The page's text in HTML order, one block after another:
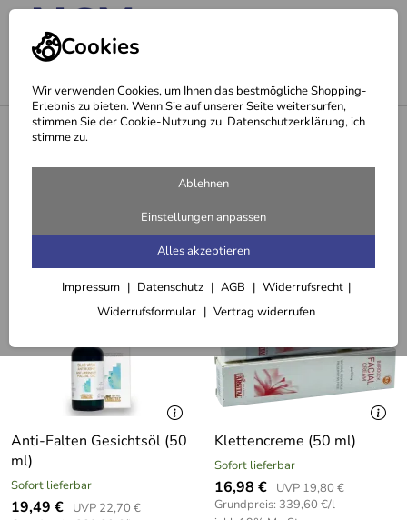
Cookies
Wir verwenden Cookies, um Ihnen das bestmögliche Shopping-
Erlebnis zu bieten. Wenn Sie auf unserer Seite weitersurfen,
stimmen Sie der Cookie-Nutzung zu. Datenschutzerklärung, ich
stimme zu.
Ablehnen
Einstellungen anpassen
Alles akzeptieren
Impressum Datenschutz AGB
Widerrufsrecht
Widerrufsformular
Vertrag widerrufen
Anti-Faltencreme mit Vitaminen (50 ml)
Empfehlungen für Sie zu Anti-
Faltencreme mit Vitaminen (50 ml)
Anti-Falten Gesichtsöl (50
ml)
Sofort lieferbar
19,49 €
UVP 22,70 €
Klettencreme (50 ml)
Sofort lieferbar
16,98 €
UVP 19,80 €
Grundpreis: 339,60 €/l